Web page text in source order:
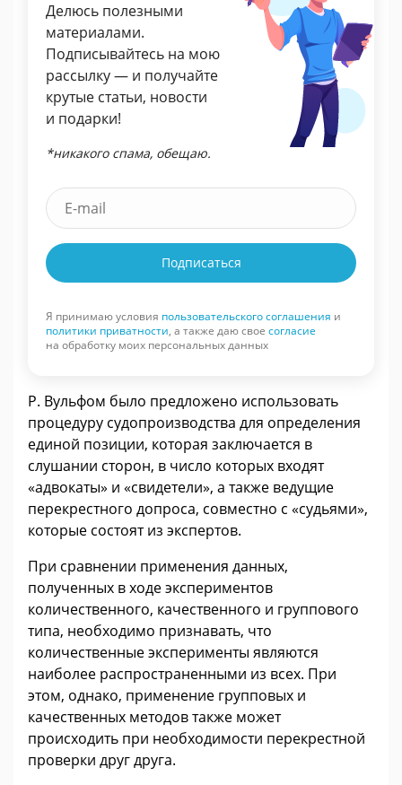
Делюсь полезными
материалами.
Подписывайтесь на мою
рассылку — и получайте
крутые статьи, новости
и подарки!
*никакого спама, обещаю.
Подписаться
Я принимаю условия пользовательского соглашения и
политики приватности, а также даю свое согласие
на обработку моих персональных данных
Р. Вульфом было предложено использовать
процедуру судопроизводства для определения
единой позиции, которая заключается в
слушании сторон, в число которых входят
«адвокаты» и «свидетели», а также ведущие
перекрестного допроса, совместно с «судьями»,
которые состоят из экспертов.
При сравнении применения данных,
полученных в ходе экспериментов
количественного, качественного и группового
типа, необходимо признавать, что
количественные эксперименты являются
наиболее распространенными из всех. При
этом, однако, применение групповых и
качественных методов также может
происходить при необходимости перекрестной
проверки друг друга.